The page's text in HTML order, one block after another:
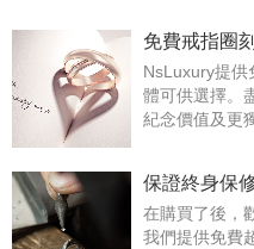
免費戒指圈
NsLuxury提供
體可供選擇。
紀念價值及更
保證終身保
在購買了後，
我們提供免費